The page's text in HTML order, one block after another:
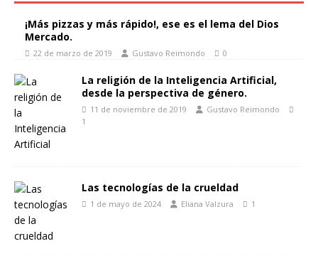
¡Más pizzas y más rápido!, ese es el lema del Dios
Mercado.
22 de marzo de 2019 Gustavo Reimondo 0
La religión de la Inteligencia Artificial,
desde la perspectiva de género.
11 de noviembre de 2019
Gustavo Reimondo
1
Las tecnologías de la crueldad
1 de mayo de 2024 Eliana Valzura 1